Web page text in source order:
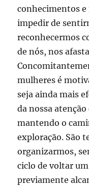
conhecimentos e
impedir de
reconhecermos
de nós, nos
mulheres é
seja ainda mais
da nossa
mantendo o
exploração. São
organizarmos,
ciclo de voltar
previamente